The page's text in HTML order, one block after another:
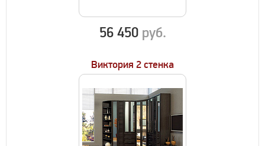
56 450 руб.
Виктория 2 стенка